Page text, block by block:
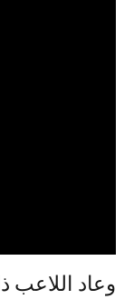
وعاد اللاعب